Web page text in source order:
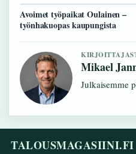
Avoimet työpaikat Oulainen –
työnhakuopas kaupungista
Mikael
Julkaisemme
TALOUSMAGASIINI.FI